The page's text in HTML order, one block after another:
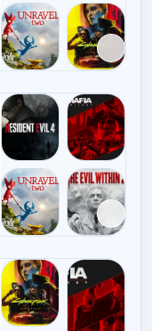
برای افزودن وارد شوید
برای افزودن وارد شوید